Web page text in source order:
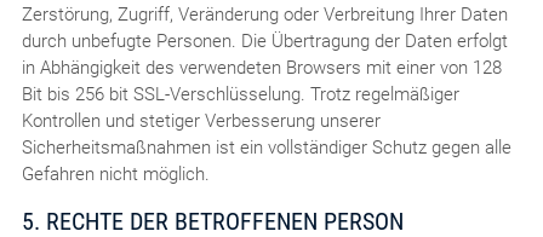
Zerstörung, Zugriff, Veränderung oder Verbreitung Ihrer Daten
durch unbefugte Personen. Die Übertragung der Daten erfolgt
in Abhängigkeit des verwendeten Browsers mit einer von 128
Bit bis 256 bit SSL-Verschlüsselung. Trotz regelmäßiger
Kontrollen und stetiger Verbesserung unserer
Sicherheitsmaßnahmen ist ein vollständiger Schutz gegen alle
Gefahren nicht möglich.
5. RECHTE DER BETROFFENEN PERSON